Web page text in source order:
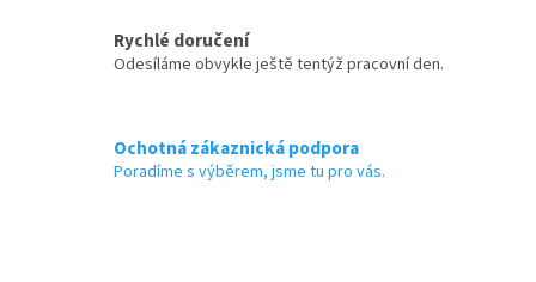
i
s
Rychlé doručení
Odesíláme obvykle ještě tentýž pracovní den.
Ochotná zákaznická podpora
Poradíme s výběrem, jsme tu pro vás.